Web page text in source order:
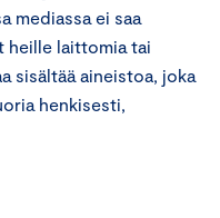
mediassa ei saa
heille laittomia tai
sisältää aineistoa, joka
henkisesti,